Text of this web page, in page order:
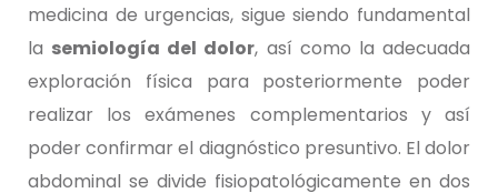
medicina de urgencias, sigue siendo fundamental
la semiología del dolor, así como la adecuada
exploración física para posteriormente poder
realizar los exámenes complementarios y así
poder confirmar el diagnóstico presuntivo. El dolor
abdominal se divide fisiopatológicamente en dos